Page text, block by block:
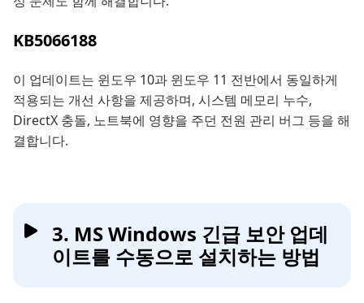
KB5066188
이 업데이트는 윈도우 10과 윈도우 11 전반에서 동일하게
적용되는 개선 사항을 제공하며, 시스템 메모리 누수,
DirectX 충돌, 노트북에 영향을 주던 전원 관리 버그 등을 해
결합니다.
3. MS Windows 긴급 보안 업데
이트를 수동으로 설치하는 방법